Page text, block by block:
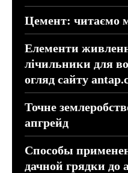
Цемент: читаємо
Елементи
лічильники для
огляд сайту
Точне
апгрейд
Способы
дачной грядки до